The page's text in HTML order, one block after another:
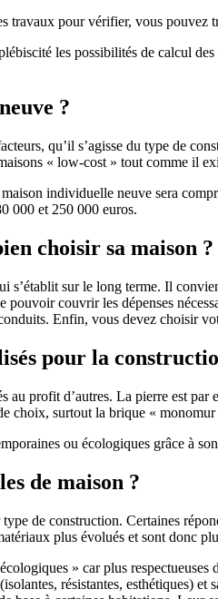
travaux pour vérifier, vous
les possibilités de calcul
?
qu’il s’agisse du type de
« low-cost » tout comme il
individuelle neuve sera
000 et 250 000 euros.
choisir sa maison ?
s’établit sur le long terme. Il
pouvoir couvrir les dépenses
Enfin, vous devez choisir
pour la
au profit d’autres. La pierre est
choix, surtout la brique «
ou écologiques grâce à
de maison ?
de construction. Certaines
plus évolués et sont donc
» car plus
résistantes, esthétiques)